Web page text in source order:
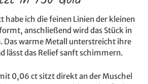
habe ich die feinen Linien der kleinen
anschließend wird das Stück in
Das warme Metall unterstreicht ihre
lässt das Relief sanft schimmern.
0,06 ct sitzt direkt an der Muschel